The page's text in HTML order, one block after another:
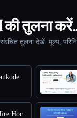
की तुलना
तुलना देखें: मूल्य,
Hoc